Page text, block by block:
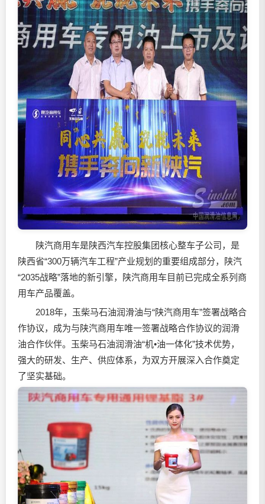
陕汽商用车是陕西汽车控股集团核心整车子公司，是
陕西省“300万辆汽车工程”产业规划的重要组成部分，陕汽
“2035战略”落地的新引擎，陕汽商用车目前已完成全系列商
用车产品覆盖。
2018年，玉柴马石油润滑油与“陕汽商用车”签署战略合
作协议，成为与陕汽商用车唯一签署战略合作协议的润滑
油合作伙伴。玉柴马石油润滑油“机•油一体化”技术优势，
强大的研发、生产、供应体系，为双方开展深入合作奠定
了坚实基础。